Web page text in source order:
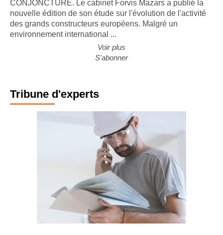
CONJONCTURE. Le cabinet Forvis Mazars a publié la
nouvelle édition de son étude sur l'évolution de l'activité
des grands constructeurs européens. Malgré un
Voir plus
Tribune d'experts